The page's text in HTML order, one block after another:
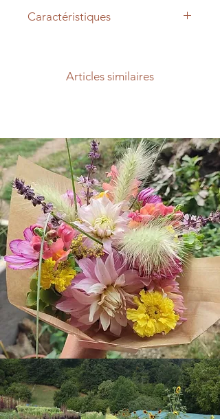
Caractéristiques
Articles similaires